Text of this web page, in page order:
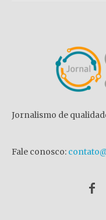
Jornalismo de
Fale conosco: